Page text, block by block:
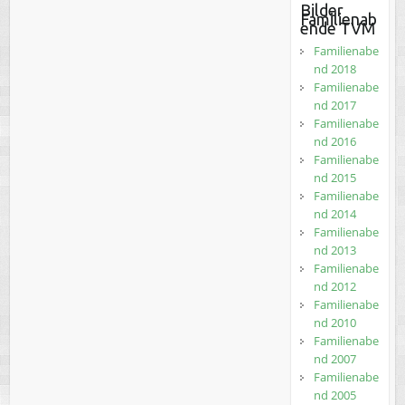
Bilder
Familienab
ende TVM
Familienabe
nd 2018
Familienabe
nd 2017
Familienabe
nd 2016
Familienabe
nd 2015
Familienabe
nd 2014
Familienabe
nd 2013
Familienabe
nd 2012
Familienabe
nd 2010
Familienabe
nd 2007
Familienabe
nd 2005